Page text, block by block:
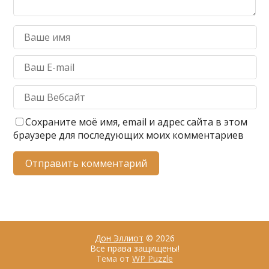
Сохраните моё имя, email и адрес сайта в этом
браузере для последующих моих комментариев
Дон Эллиот © 2026
Все права защищены!
Тема от WP Puzzle